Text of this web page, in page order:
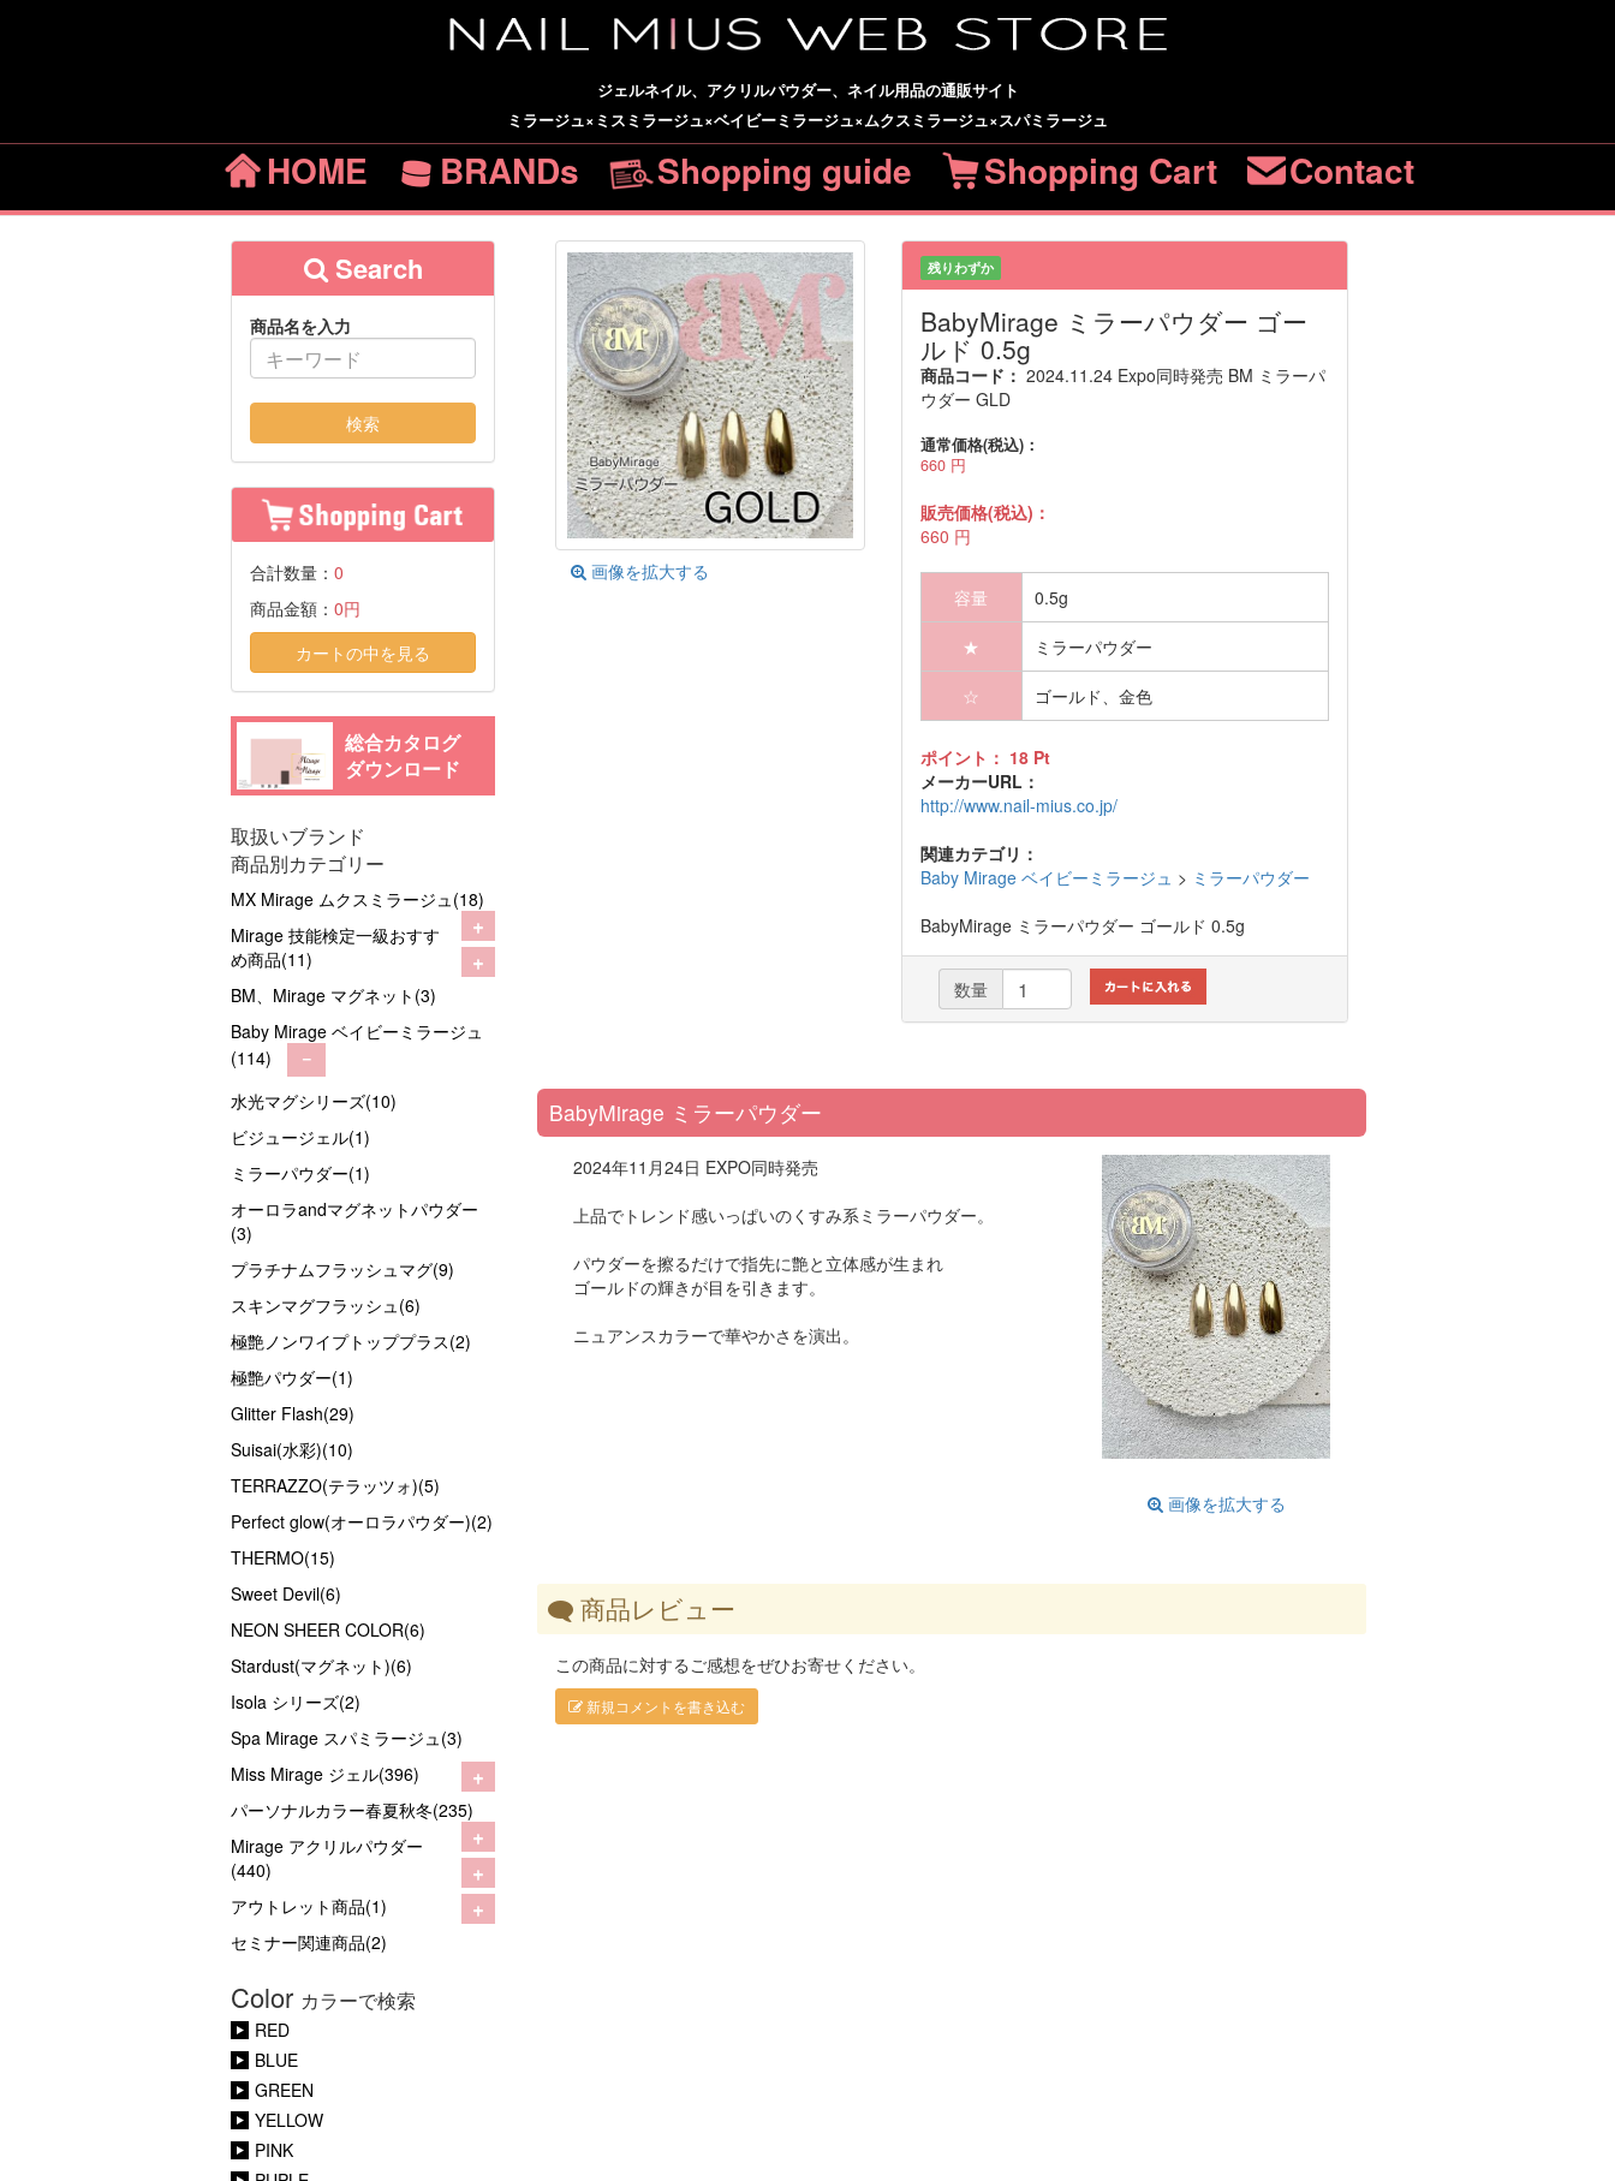
ジェルネイル、アクリルパウダー、ネイル用品の通販サイト
ミラージュ×ミスミラージュ×ベイビーミラージュ×ムクスミラージュ×スパミラージュ
HOME BRANDs Shopping guide Shopping Cart Contact
画像を拡大する
残りわずか
BabyMirage ミラーパウダー ゴー
ルド 0.5g
商品コード： 2024.11.24 Expo同時発売 BM ミラーパ
ウダー GLD
通常価格(税込)：
660円
販売価格(税込)：
660 円
容量 0.5g
★ ミラーパウダー
☆ ゴールド、金色
ポイント： 18Pt
メーカーURL：
http://www.nail-mius.co.jp/
関連カテゴリ：
Baby Mirage ベイビーミラージュ > ミラーパウダー
BabyMirage ミラーパウダー ゴールド 0.5g
数量
BabyMirage ミラーパウダー
2024年11月24日 EXPO同時発売
上品でトレンド感いっぱいのくすみ系ミラーパウダー。
パウダーを擦るだけで指先に艶と立体感が生まれ
ゴールドの輝きが目を引きます。
ニュアンスカラーで華やかさを演出。
画像を拡大する
商品レビュー
この商品に対するご感想をぜひお寄せください。
新規コメントを書き込む
Search
商品名を入力
検索
合計数量： 0
商品金額： 0円
カートの中を見る
総合カタログ
ダウンロード
取扱いブランド
商品別カテゴリー
MX Mirage ムクスミラージュ(18)
+
Mirage 技能検定一級おすす
め商品(11)
+
BM、Mirage マグネット(3)
Baby Mirage ベイビーミラージュ
(114)
－
水光マグシリーズ(10)
ビジュージェル(1)
ミラーパウダー(1)
オーロラandマグネットパウダー
(3)
プラチナムフラッシュマグ(9)
スキンマグフラッシュ(6)
極艶ノンワイプトッププラス(2)
極艶パウダー(1)
Glitter Flash(29)
Suisai(水彩)(10)
TERRAZZO(テラッツォ)(5)
Perfect glow(オーロラパウダー)(2)
THERMO(15)
Sweet Devil(6)
NEON SHEER COLOR(6)
Stardust(マグネット)(6)
Isola シリーズ(2)
Spa Mirage スパミラージュ(3)
Miss Mirage ジェル(396)
+
パーソナルカラー春夏秋冬(235)
+
Mirage アクリルパウダー
(440)
+
アウトレット商品(1) +
セミナー関連商品(2)
Color カラーで検索
RED
BLUE
GREEN
YELLOW
PINK